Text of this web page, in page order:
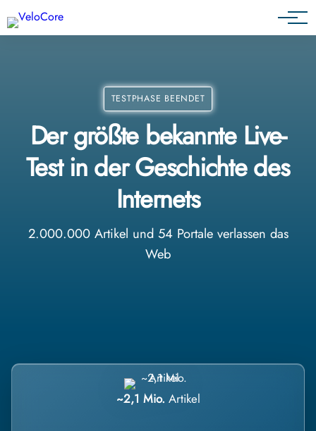
Partnerprogramm
TESTPHASE BEENDET
Der größte bekannte Live-
Test in der Geschichte des
Internets
2.000.000 Artikel und 54 Portale verlassen das
Web
~2,1 Mio. Artikel